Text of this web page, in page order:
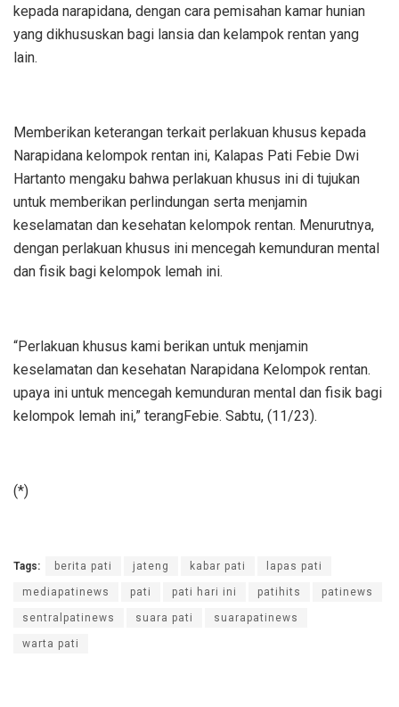
kepada narapidana, dengan cara pemisahan kamar hunian
yang dikhususkan bagi lansia dan kelampok rentan yang
lain.
Memberikan keterangan terkait perlakuan khusus kepada
Narapidana kelompok rentan ini, Kalapas Pati Febie Dwi
Hartanto mengaku bahwa perlakuan khusus ini di tujukan
untuk memberikan perlindungan serta menjamin
keselamatan dan kesehatan kelompok rentan. Menurutnya,
dengan perlakuan khusus ini mencegah kemunduran mental
dan fisik bagi kelompok lemah ini.
“Perlakuan khusus kami berikan untuk menjamin
keselamatan dan kesehatan Narapidana Kelompok rentan.
upaya ini untuk mencegah kemunduran mental dan fisik bagi
kelompok lemah ini,” terangFebie. Sabtu, (11/23).
(*)
Tags: berita pati jateng kabar pati lapas pati
mediapatinews pati pati hari ini patihits patinews
sentralpatinews suara pati suarapatinews
warta pati